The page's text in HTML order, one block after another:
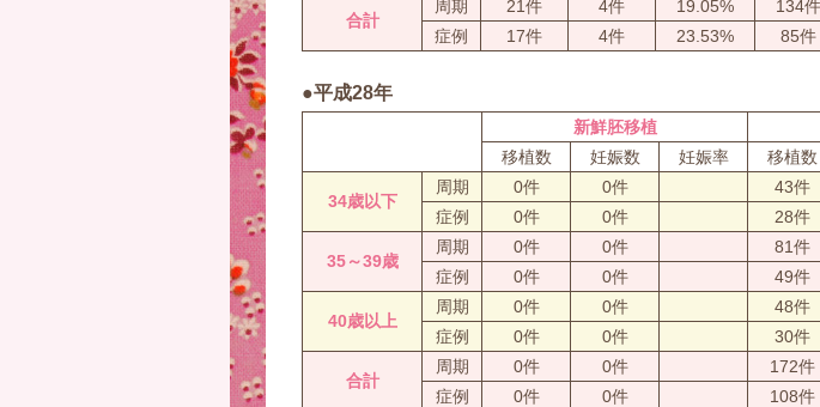
合計
周期 21件 4件 19.05% 134件
症例
17件 4件 23.53% 85件
●平成28年
新鮮胚移植
移植数
妊娠数 妊娠率 移植数
34歳以下
周期 0件 0件 43件
症例
0件 0件 28件
35～39歳
周期 0件 0件 81件
症例
0件 0件 49件
40歳以上
周期 0件 0件 48件
症例
0件 0件 30件
合計
周期 0件 0件 172件
症例
0件 0件 108件